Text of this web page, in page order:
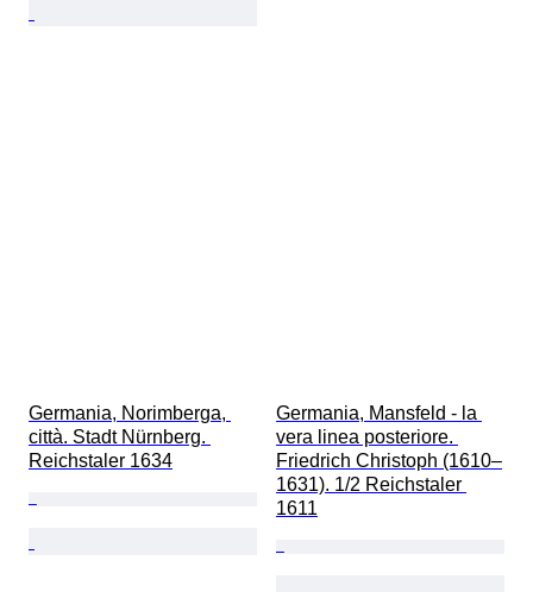
Germania, Norimberga,
città. Stadt Nürnberg.
Reichstaler 1634
Germania, Mansfeld - la
vera linea posteriore.
Friedrich Christoph (1610–
1631). 1/2 Reichstaler
1611